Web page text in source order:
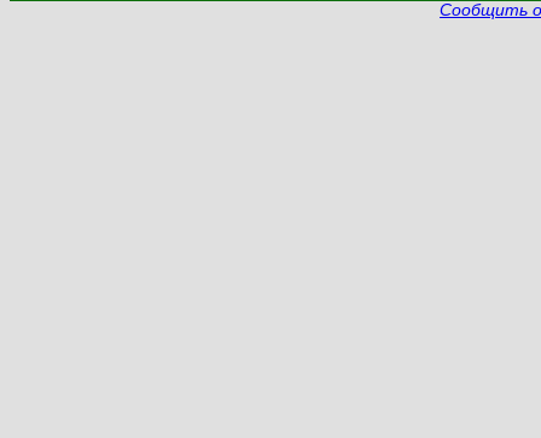
Сообщить о